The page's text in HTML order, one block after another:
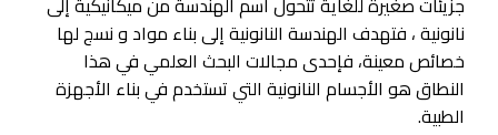
نانونية ، فتهدف الهندسة النانونية إلى بناء مواد و نسج لها
خصائص معينة، فإحدى مجالات البحث العلمي في هذا
النطاق هو الأجسام النانونية التي تستخدم في بناء الأجهزة
الطبية.